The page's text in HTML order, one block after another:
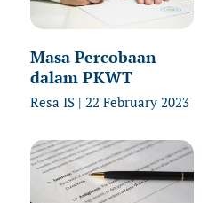
Masa Percobaan
dalam PKWT
Resa IS 22 February 2023